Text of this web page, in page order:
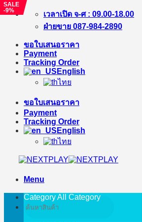
Skip
เวลาเปิด จ-ศ : 09.00-18.00
ฝ่ายขาย 087-984-2890
ขอใบเสนอราคา
Payment
Tracking Order
English
ไทย
ขอใบเสนอราคา
Payment
Tracking Order
English
ไทย
Menu
Search
for:
Category All Category
SALE
-9%